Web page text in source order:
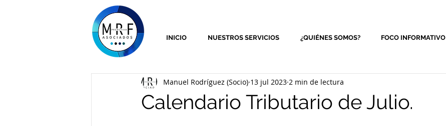
INICIO NUESTROS SERVICIOS ¿QUIÉNES SOMOS? FOCO INFORMATIVO
Calendario Tributario de Julio.
Manuel Rodríguez (Socio) 13 jul 2023 2 min de lectura